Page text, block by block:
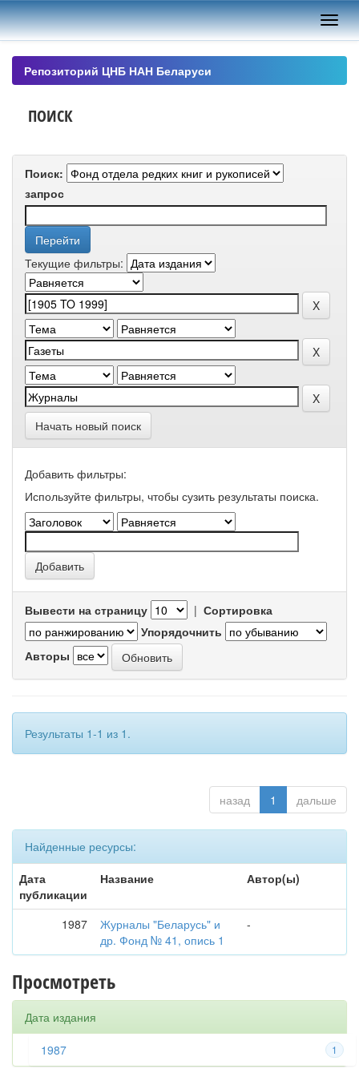
Skip
navigation
Репозиторий ЦНБ НАН Беларуси
ПОИСК
Поиск:
запрос
Текущие фильтры:
Начать новый поиск
Добавить фильтры:
Используйте фильтры, чтобы сузить результаты поиска.
Вывести на страницу | Сортировка
Упорядочнить
Авторы
Результаты 1-1 из 1.
назад 1 дальше
Найденные ресурсы:
Дата
публикации
Название Автор(ы)
1987
Журналы "Беларусь" и
др. Фонд № 41, опись 1
-
Просмотреть
Дата издания
1
1987